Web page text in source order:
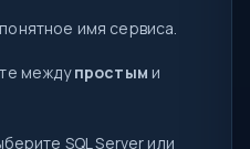
понятное имя сервиса.
междупростым и
SQL Server или